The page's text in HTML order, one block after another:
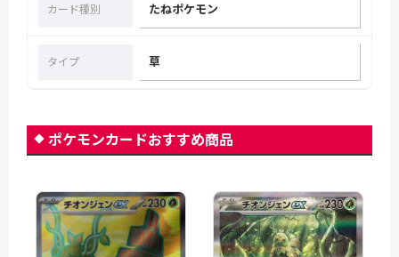
カード種別 たねポケモン
タイプ 草
ポケモンカードおすすめ商品